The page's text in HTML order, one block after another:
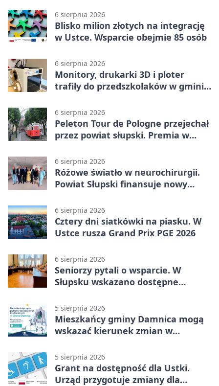
6 sierpnia 2026
Blisko milion złotych na integrację
w Ustce. Wsparcie obejmie 85 osób
6 sierpnia 2026
Monitory, drukarki 3D i ploter
trafiły do przedszkolaków w gminie
6 sierpnia 2026
Peleton Tour de Pologne przejechał
przez powiat słupski. Premia w
6 sierpnia 2026
Różowe światło w neurochirurgii.
Powiat Słupski finansuje nowy
6 sierpnia 2026
Cztery dni siatkówki na piasku. W
Ustce rusza Grand Prix PGE 2026
6 sierpnia 2026
Seniorzy pytali o wsparcie. W
Słupsku wskazano dostępne
5 sierpnia 2026
Mieszkańcy gminy Damnica mogą
wskazać kierunek zmian w
5 sierpnia 2026
Grant na dostępność dla Ustki.
Urząd przygotuje zmiany dla